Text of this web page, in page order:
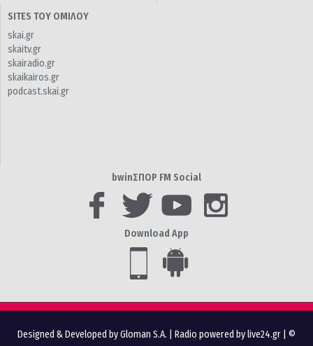
SITES ΤΟΥ ΟΜΙΛΟΥ
skai.gr
skaitv.gr
skairadio.gr
skaikairos.gr
podcast.skai.gr
bwinΣΠΟΡ FM Social
Download App
Designed & Developed by Gloman S.A. Radio powered by live24.gr | ©